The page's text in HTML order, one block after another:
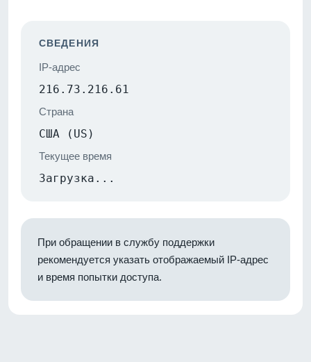
СВЕДЕНИЯ
IP-адрес
216.73.216.61
Страна
США (US)
Текущее время
Загрузка...
При обращении в службу поддержки
рекомендуется указать отображаемый IP-адрес
и время попытки доступа.